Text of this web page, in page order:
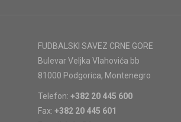
FUDBALSKI SAVEZ CRNE GORE
Bulevar Veljka Vlahovića bb
81000 Podgorica, Montenegro
Telefon: +382 20 445 600
Fax: +382 20 445 601